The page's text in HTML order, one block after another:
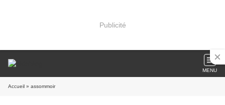
Publicité
MENU
Accueil » assommoir